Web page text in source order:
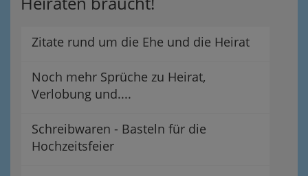
Zitate rund um die Ehe und die Heirat
Noch mehr Sprüche zu Heirat,
Verlobung und....
Schreibwaren - Basteln für die
Hochzeitsfeier